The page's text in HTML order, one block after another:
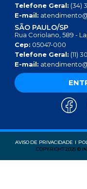
Telefone Geral: (34)
E-mail:
SÃO PAULO/SP
Rua Coriolano, 589 -
Cep: 05047-000
Telefone Geral: (11)
E-mail:
AVISO DE PRIVACIDADE
COPYRIGHT 2025 ©